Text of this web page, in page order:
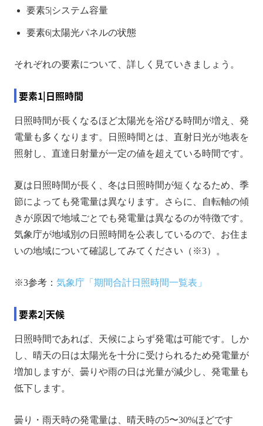
要素5|システム容量
要素6|太陽光パネルの状態
それぞれの要素について、詳しく見ていきましょう。
要素1|日照時間
日照時間が長くなるほど太陽光を浴びる時間が増え、発
電量も多くなります。日照時間とは、直射日光が地表を
照射し、直達日射量が一定の値を超えている時間です。
夏は日照時間が長く、冬は日照時間が短くなるため、季
節によっても発電量は異なります。さらに、自転軸の傾
きが原因で地域ごとでも発電量は異なるのが特徴です。
気象庁が地域別の日照時間を公表しているので、お住ま
いの地域について確認してみてください（※3）。
※3参考： 気象庁「期間合計日照時間一覧表」
要素2|天候
日照時間であれば、天候によらず発電は可能です。しか
し、晴天の日は太陽光を十分に受けられるため発電量が
増加しますが、曇りや雨の日は光量が減少し、発電量も
低下します。
曇り・雨天時の発電量は、晴天時の5〜30%ほどです